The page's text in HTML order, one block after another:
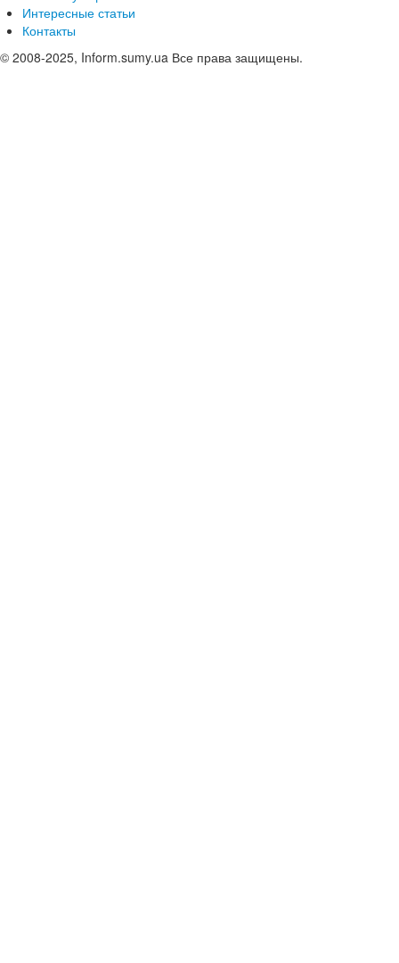
Интересные статьи
Контакты
© 2008-2025, Inform.sumy.ua Все права защищены.